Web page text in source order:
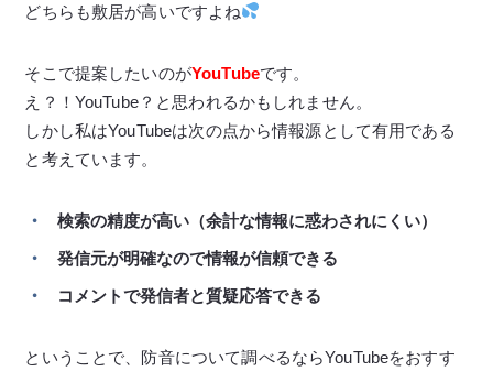
どちらも敷居が高いですよね
そこで提案したいのがYouTubeです。
え？！YouTube？と思われるかもしれません。
しかし私はYouTubeは次の点から情報源として有用である
と考えています。
検索の精度が高い（余計な情報に惑わされにくい）
発信元が明確なので情報が信頼できる
コメントで発信者と質疑応答できる
ということで、防音について調べるならYouTubeをおすす